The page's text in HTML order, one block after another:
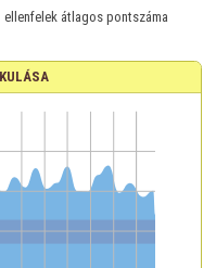
ellenfelek átlagos pontszáma